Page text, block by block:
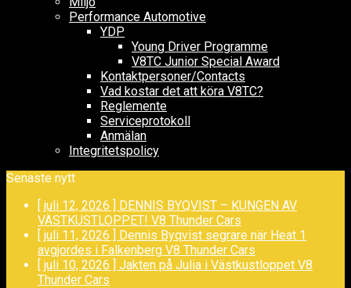
Performance Automotive
YDP
Young Driver Programme
V8TC Junior Special Award
Kontaktpersoner/Contacts
Vad kostar det att köra V8TC?
Reglemente
Serviceprotokoll
Anmälan
Integritetspolicy
Senaste nytt
[ juli 12, 2026 ] DENNIS BYQVIST – KUNGEN AV
VÄSTKUSTLOPPET! V8 Thunder Cars
[ juli 11, 2026 ] Dennis Byqvist segrare när Heat 1
avgjordes i Falkenberg V8 Thunder Cars
[ juli 10, 2026 ] Jakten på Julia i Västkustloppet V8
Thunder Cars